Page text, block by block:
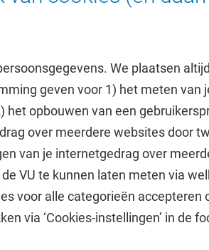
We plaatsen
geven voor 1) het meten van
het opbouwen van een
over meerdere websites door
van je internetgedrag over
VU te kunnen laten meten via
voor alle categorieën accepteren
via ‘Cookies-instellingen’ in de
Uitgelicht
Doneer aan het
VU Magazine